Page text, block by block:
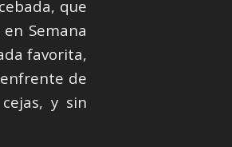
que
Semana
favorita,
de
y sin